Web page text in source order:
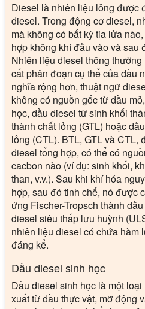
Diesel là nhiên liệu lỏng được
diesel. Trong động cơ diesel,
mà không có bất kỳ tia lửa
hợp không khí đầu vào và sau
Nhiên liệu diesel thông
cất phân đoạn cụ thể của dầu
nghĩa rộng hơn, thuật ngữ
không có nguồn gốc từ dầu
học, dầu diesel từ sinh khối
thành chất lỏng (GTL) hoặc
lỏng (CTL). BTL, GTL và CTL,
diesel tổng hợp, có thể có
cacbon nào (ví dụ: sinh khối,
than, v.v.). Sau khi khí hóa
hợp, sau đó tinh chế, nó được
ứng Fischer-Tropsch thành
diesel siêu thấp lưu huỳnh
nhiên liệu diesel có chứa hàm
đáng kể.
Dầu diesel sinh học
Dầu diesel sinh học là một
xuất từ dầu thực vật, mỡ động